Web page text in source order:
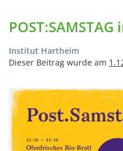
Institut Hartheim
Dieser Beitrag wurde am